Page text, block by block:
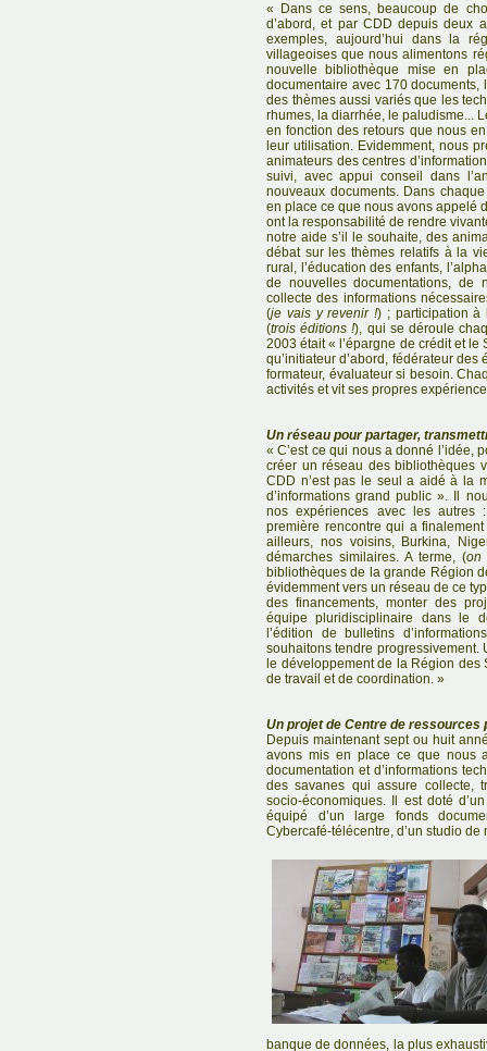
« Dans ce sens, beaucoup de
d’abord, et par CDD depuis deux
exemples, aujourd’hui dans la
villageoises que nous alimentons
nouvelle bibliothèque mise en
documentaire avec 170
des thèmes aussi variés que les
rhumes, la diarrhée, le paludisme...
en fonction des retours que nous
leur utilisation. Evidemment, nous
animateurs des centres
suivi, avec appui conseil dans
nouveaux documents. Dans
en place ce que nous avons appelé
ont la responsabilité de rendre
notre aide s’il le souhaite, des
débat sur les thèmes relatifs à la
rural, l’éducation des enfants,
de nouvelles documentations, de
collecte des informations
(je vais y revenir !) ; participation à
(trois éditions !), qui se déroule
2003 était « l’épargne de crédit et
qu’initiateur d’abord, fédérateur
formateur, évaluateur si besoin.
activités et vit ses propres
Un réseau pour partager,
« C’est ce qui nous a donné l’idée,
créer un réseau des bibliothèques
CDD n’est pas le seul a aidé à la
d’informations grand public ». Il
nos expériences avec les
première rencontre qui a
ailleurs, nos voisins, Burkina,
démarches similaires. A terme, (on
bibliothèques de la grande Région
évidemment vers un réseau de ce
des financements, monter des
équipe pluridisciplinaire dans le
l’édition de bulletins
souhaitons tendre progressivement.
le développement de la Région des
de travail et de coordination. »
Un projet de Centre de ressources
Depuis maintenant sept ou huit
avons mis en place ce que nous
documentation et d’informations
des savanes qui assure collecte,
socio-économiques. Il est doté
équipé d’un large fonds
Cybercafé-télécentre, d’un studio
banque de données, la plus